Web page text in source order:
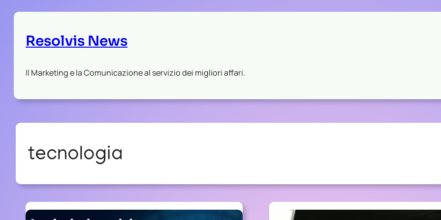
Resolvis News
Il Marketing e la Comunicazione al servizio dei migliori affari.
tecnologia